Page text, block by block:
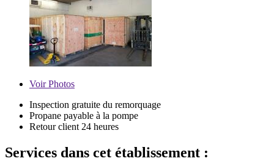
VoirPhotos
Inspection gratuite du remorquage
Propane payable à la pompe
Retour client 24 heures
Services dans cet établissement :